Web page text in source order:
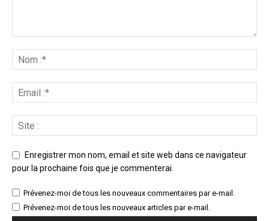
Enregistrer mon nom, email et site web dans ce navigateur
pour la prochaine fois que je commenterai.
Prévenez-moi de tous les nouveaux commentaires par e-mail.
Prévenez-moi de tous les nouveaux articles par e-mail.